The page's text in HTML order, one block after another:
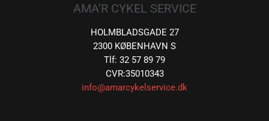
AMA’R CYKEL SERVICE
HOLMBLADSGADE 27
2300 KØBENHAVN S
Tlf: 32 57 89 79
CVR:35010343
info@amarcykelservice.dk